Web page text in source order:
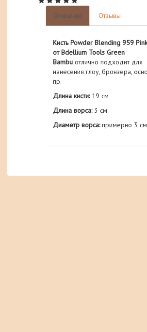
Описание Отзывы
Кисть Powder Blending 959 Pink
от Bdellium Tools Green
Bambu отлично подходит для
нанесения глоу, бронзера,
пр.
Длина кисти:19 см
Длина ворса:3 см
Диаметр ворса:примерно 3 см